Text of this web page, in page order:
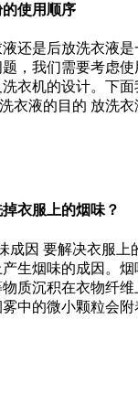
使用顺序
还是后放洗衣液是
，我们需要考虑使
衣机的设计。下
衣液的目的 放洗衣
衣服上的烟味？
成因 要解决衣服上
生烟味的成因。
质沉积在衣物纤
中的微小颗粒会